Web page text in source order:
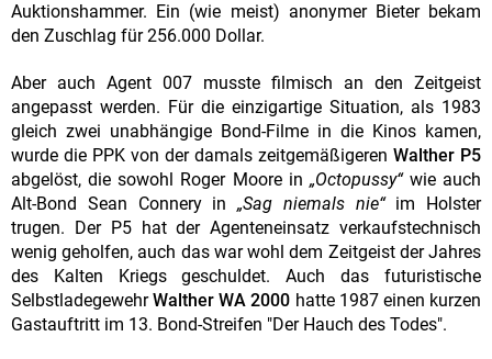
Auktionshammer. Ein (wie meist) anonymer Bieter bekam
den Zuschlag für 256.000 Dollar.
Aber auch Agent 007 musste filmisch an den Zeitgeist
angepasst werden. Für die einzigartige Situation, als 1983
gleich zwei unabhängige Bond-Filme in die Kinos kamen,
wurde die PPK von der damals zeitgemäßigeren Walther P5
abgelöst, die sowohl Roger Moore in „Octopussy“ wie auch
Alt-Bond Sean Connery in „Sag niemals nie“ im Holster
trugen. Der P5 hat der Agenteneinsatz verkaufstechnisch
wenig geholfen, auch das war wohl dem Zeitgeist der Jahres
des Kalten Kriegs geschuldet. Auch das futuristische
SelbstladegewehrWalther WA 2000 hatte 1987 einen kurzen
Gastauftritt im 13. Bond-Streifen "Der Hauch des Todes".